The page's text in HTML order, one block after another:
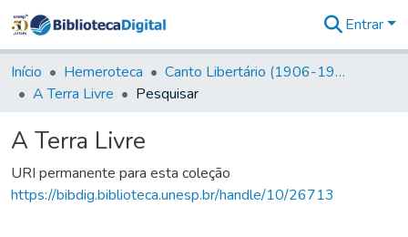
&
Coleções
Tudo na
Estatísticas
Entrar
Início Hemeroteca
Canto Libertário (1906-1995)
A Terra Livre
Pesquisar
A Terra Livre
URI permanente para esta coleção
https://bibdig.biblioteca.unesp.br/handle/10/26713